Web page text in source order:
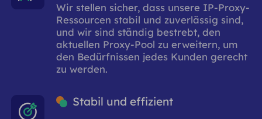
Wir stellen sicher, dass unsere IP-Proxy-
Ressourcen stabil und zuverlässig sind,
und wir sind ständig bestrebt, den
aktuellen Proxy-Pool zu erweitern, um
den Bedürfnissen jedes Kunden gerecht
zu werden.
Stabil und effizient